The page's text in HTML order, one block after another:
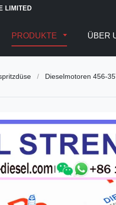
LIMITED
PRODUKTE ÜBER
/ Dieselmotoren 456-